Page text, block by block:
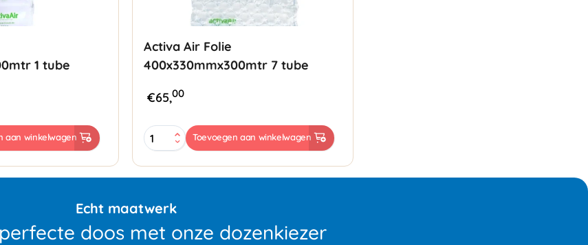
1 tube
aan winkelwagen
Activa Air Folie
400x330mmx300mtr 7 tube
€65,00
Activa
Air
400x330mmx300mtr
aantal
Toevoegen aan winkelwagen
Echt maatwerk
doos met onze dozenkiezer